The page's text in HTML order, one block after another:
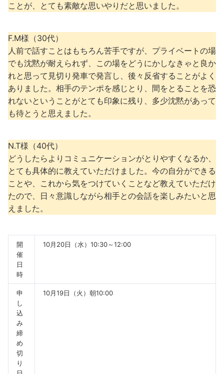
ことが、とても素敵な思いやりだと思いました。
F.M様（30代）
人前で話すことはもちろん苦手ですが、プライベートの場
でも沈黙が耐えられず、この場をどうにかしなきゃと良か
れと思って見切り発車で発言し、後々反省することがよく
ありました。相手のテンポを感じとり、間をとることを恐
れないということがとても印象に残り、多少沈黙があって
も待とうと思えました。
N.T様（40代）
どうしたらよりコミュニケーションがとりやすくなるか、
とても具体的に教えていただけました。今の自分ができる
ことや、これから気をつけていくことなど教えていただけ
たので、日々意識しながら相手との会話を楽しみたいと思
えました。
開
催
日
時
10月20日（水）10:30～12:00
申
し
込
み
締
め
切
り
10月19日（火）朝10:00